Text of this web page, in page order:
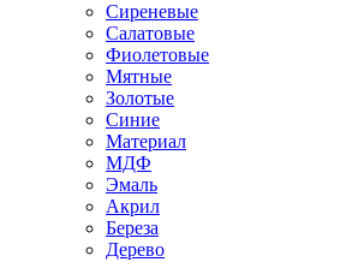
Сиреневые
Салатовые
Фиолетовые
Мятные
Золотые
Синие
Материал
МДФ
Эмаль
Акрил
Береза
Дерево